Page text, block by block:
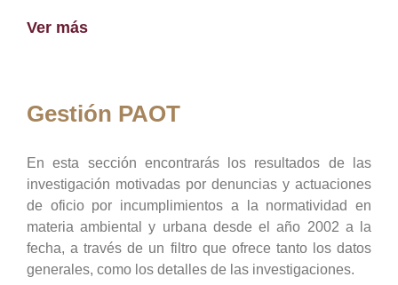
Ver más
Gestión PAOT
En esta sección encontrarás los resultados de las
investigación motivadas por denuncias y actuaciones
de oficio por incumplimientos a la normatividad en
materia ambiental y urbana desde el año 2002 a la
fecha, a través de un filtro que ofrece tanto los datos
generales, como los detalles de las investigaciones.